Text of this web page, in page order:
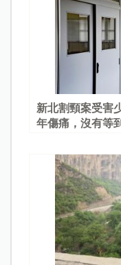
新北割頸案受害
年傷痛，沒有等